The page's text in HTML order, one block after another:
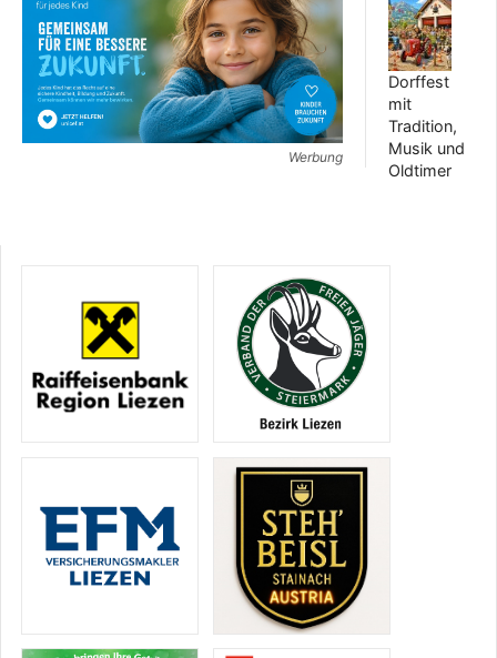
Werbung
Dorffest
mit
Tradition,
Musik und
Oldtimer